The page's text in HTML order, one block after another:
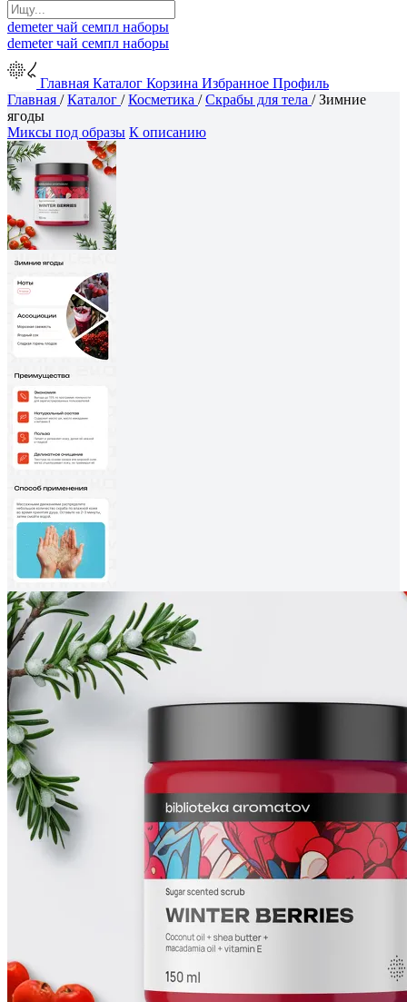
demeterчай семпл наборы
demeterчай семпл наборы
Главная Каталог Корзина Избранное Профиль
Главная /Каталог /Косметика /Скрабы для тела /Зимние
ягоды
Миксы под образы К описанию